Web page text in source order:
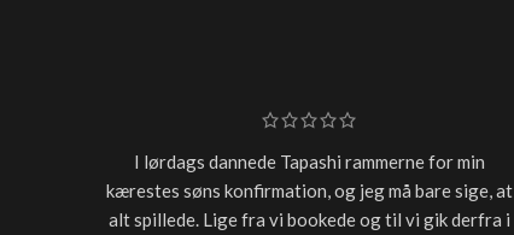
I lørdags dannede Tapashi rammerne for min
kærestes søns konfirmation, og jeg må bare sige, at
alt spillede. Lige fra vi bookede og til vi gik derfra i